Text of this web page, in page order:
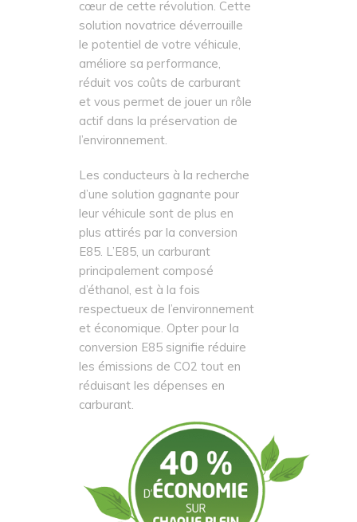
cœur de cette révolution. Cette
solution novatrice déverrouille
le potentiel de votre véhicule,
améliore sa performance,
réduit vos coûts de carburant
et vous permet de jouer un rôle
actif dans la préservation de
l’environnement.
Les conducteurs à la recherche
d’une solution gagnante pour
leur véhicule sont de plus en
plus attirés par la conversion
E85. L’E85, un carburant
principalement composé
d’éthanol, est à la fois
respectueux de l’environnement
et économique. Opter pour la
conversion E85 signifie réduire
les émissions de CO2 tout en
réduisant les dépenses en
carburant.